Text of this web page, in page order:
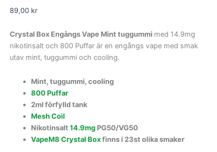
89,00 kr
Crystal Box Engångs Vape Mint tuggummi med 14.9mg
nikotinsalt och 800 Puffar är en engångs vape med smak
utav mint, tuggummi och cooling.
Mint, tuggummi, cooling
800 Puffar
2ml förfylld tank
Mesh Coil
Nikotinsalt 14.9mgPG50/VG50
VapeM8 Crystal Boxfinns i 23st olika smaker